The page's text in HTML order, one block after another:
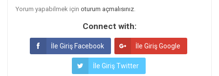
Yorum yapabilmek için oturum açmalısınız
Connect with:
İle Giriş Facebook İle Giriş Google
İle Giriş Twitter